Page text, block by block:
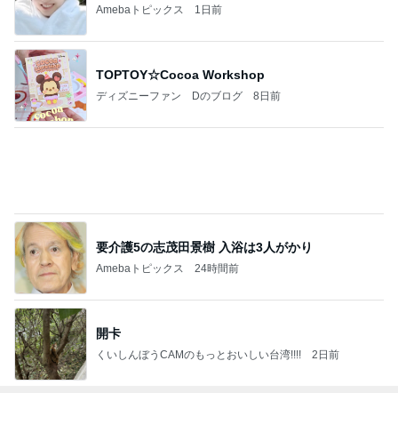
Amebaトピックス 1日前
TOPTOY☆Cocoa Workshop
ディズニーファン Dのブログ 8日前
要介護5の志茂田景樹 入浴は3人がかり
Amebaトピックス 24時間前
開卡
くいしんぼうCAMのもっとおいしい台湾!!!! 2日前